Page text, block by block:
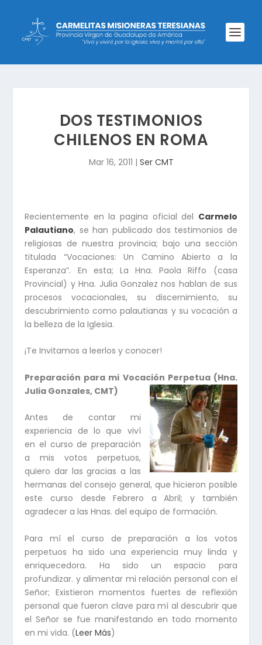
DOS TESTIMONIOS
CHILENOS EN ROMA
Mar 16, 2011 | Ser CMT
Recientemente en la pagina oficial del Carmelo
Palautiano, se han publicado dos testimonios de
religiosas de nuestra provincia; bajo una sección
titulada “Vocaciones: Un Camino Abierto a la
Esperanza”. En esta; La Hna. Paola Riffo (casa
Provincial) y Hna. Julia Gonzalez nos hablan de sus
procesos vocacionales, su discernimiento, su
descubrimiento como palautianas y su vocación a
la belleza de la Iglesia.
¡Te Invitamos a leerlos y conocer!
Preparación para mi Vocación Perpetua (Hna.
Julia Gonzales, CMT)
Antes de contar mi
experiencia de lo que viví
en el curso de preparación
a mis votos perpetuos,
quiero dar las gracias a las
hermanas del consejo general, que hicieron posible
este curso desde Febrero a Abril; y también
agradecer a las Hnas. del equipo de formación.
Para mí el curso de preparación a los votos
perpetuos ha sido una experiencia muy linda y
enriquecedora. Ha sido un espacio para
profundizar. y alimentar mi relación personal con el
Señor; Existieron momentos fuertes de reflexión
personal que fueron clave para mí al descubrir que
el Señor se fue manifestando en todo momento
en mi vida. (Leer Más)